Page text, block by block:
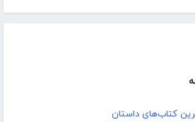
کتاب‌های داستان